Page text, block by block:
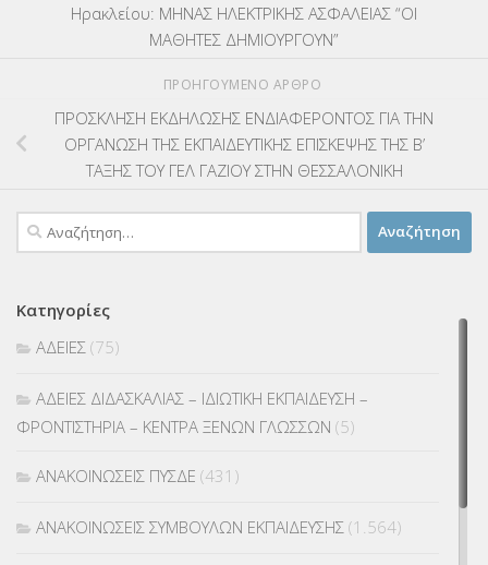
Ηρακλείου: ΜΗΝΑΣ ΗΛΕΚΤΡΙΚΗΣ ΑΣΦΑΛΕΙΑΣ “ΟΙ
ΜΑΘΗΤΕΣ ΔΗΜΙΟΥΡΓΟΥΝ”
ΠΡΟΗΓΟΎΜΕΝΟ ΆΡΘΡΟ
ΠΡΟΣΚΛΗΣΗ ΕΚΔΗΛΩΣΗΣ ΕΝΔΙΑΦΕΡΟΝΤΟΣ ΓΙΑ ΤΗΝ
ΟΡΓΑΝΩΣΗ ΤΗΣ ΕΚΠΑΙΔΕΥΤΙΚΗΣ ΕΠΙΣΚΕΨΗΣ ΤΗΣ Β’
ΤΑΞΗΣ ΤΟΥ ΓΕΛ ΓΑΖΙΟΥ ΣΤΗΝ ΘΕΣΣΑΛΟΝΙΚΗ
Αναζήτηση
για:
Κατηγορίες
ΑΔΕΙΕΣ (75)
ΑΔΕΙΕΣ ΔΙΔΑΣΚΑΛΙΑΣ – ΙΔΙΩΤΙΚΗ ΕΚΠΑΙΔΕΥΣΗ –
ΦΡΟΝΤΙΣΤΗΡΙΑ – ΚΕΝΤΡΑ ΞΕΝΩΝ ΓΛΩΣΣΩΝ (5)
ΑΝΑΚΟΙΝΩΣΕΙΣ ΠΥΣΔΕ (431)
ΑΝΑΚΟΙΝΩΣΕΙΣ ΣΥΜΒΟΥΛΩΝ ΕΚΠΑΙΔΕΥΣΗΣ (1.564)